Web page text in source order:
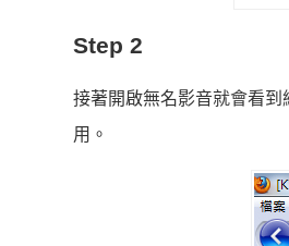
Step 2
接著開啟無名影音就會看
用。